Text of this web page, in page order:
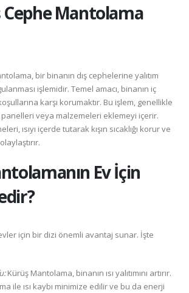
Cephe Mantolama
bir binanın dış cephelerine yalıtım
işlemidir. Temel amacı, binanın iç
karşı korumaktır. Bu işlem, genellikle
panelleri veya malzemeleri eklemeyi içerir.
ısıyı içerde tutarak kışın sıcaklığı korur ve
Ev İçin
için bir dizi önemli avantaj sunar. İşte
Kürüş Mantolama, binanın ısı yalıtımını artırır.
ile ısı kaybı minimize edilir ve bu da enerji